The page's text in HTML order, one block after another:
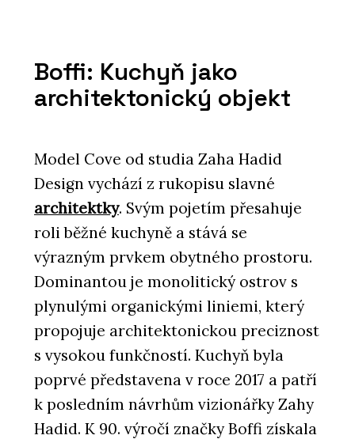
Designblok 2024: Konsepti přiváží
hvězdy z Milána
PRODUKTY
Pavilion O od značky Kettal - KONSEPTI
Boffi: Kuchyň jako
architektonický objekt
Model Cove od studia Zaha Hadid
Design vychází z rukopisu slavné
architektky. Svým pojetím přesahuje
roli běžné kuchyně a stává se
výrazným prvkem obytného prostoru.
Dominantou je monolitický ostrov s
plynulými organickými liniemi, který
propojuje architektonickou preciznost
s vysokou funkčností. Kuchyň byla
poprvé představena v roce 2017 a patří
k posledním návrhům vizionářky Zahy
Hadid. K 90. výročí značky Boffi získala